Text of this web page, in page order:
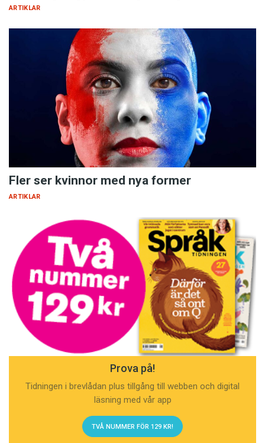
ARTIKLAR
Fler ser kvinnor med nya former
ARTIKLAR
Prova på!
Tidningen i brevlådan plus tillgång till webben och digital
läsning med vår app
TVÅ NUMMER FÖR 129 KR!